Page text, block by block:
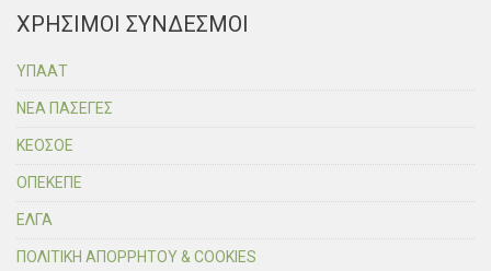
ΧΡΗΣΙΜΟΙ ΣΥΝΔΕΣΜΟΙ
ΥΠΑΑΤ
ΝΕΑ ΠΑΣΕΓΕΣ
ΚΕΟΣΟΕ
ΟΠΕΚΕΠΕ
ΕΛΓΑ
ΠΟΛΙΤΙΚΗ ΑΠΟΡΡΗΤΟΥ & COOKIES